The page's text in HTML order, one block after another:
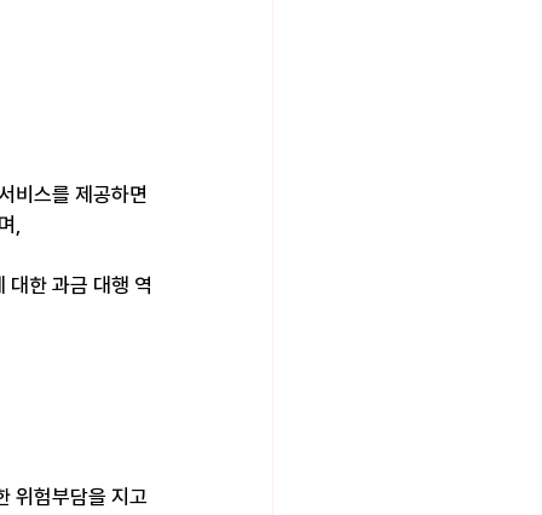
비스를 제공하면
,
대한 과금 대행 역
위험부담을 지고